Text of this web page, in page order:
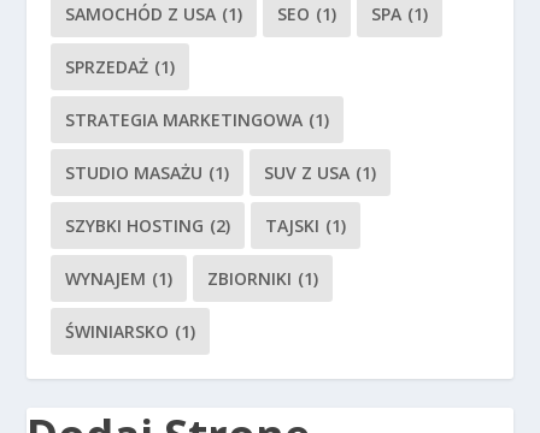
SAMOCHÓD Z USA (1) SEO (1) SPA (1)
SPRZEDAŻ (1)
STRATEGIA MARKETINGOWA (1)
STUDIO MASAŻU (1) SUV Z USA (1)
SZYBKI HOSTING (2) TAJSKI (1)
WYNAJEM (1) ZBIORNIKI (1)
ŚWINIARSKO (1)